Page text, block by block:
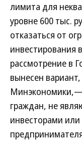
лимита для
уровне 600 тыс.
отказаться от
инвестирования
рассмотрение в
вынесен
граждан, не
инвесторами